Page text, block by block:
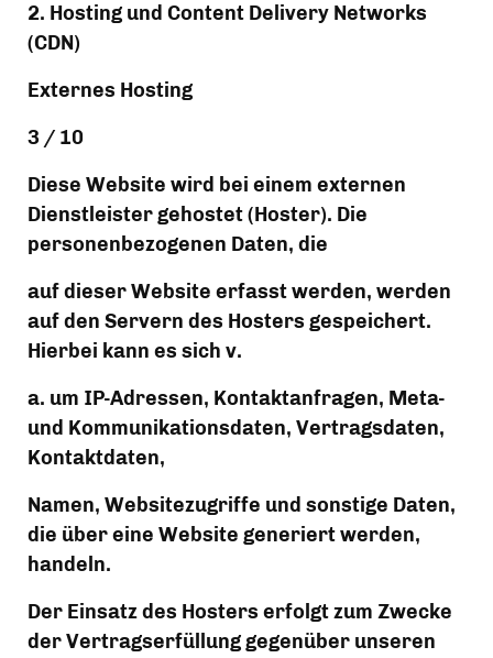
2. Hosting und Content Delivery Networks
(CDN)
Externes Hosting
3 / 10
Diese Website wird bei einem externen
Dienstleister gehostet (Hoster). Die
personenbezogenen Daten, die
auf dieser Website erfasst werden, werden
auf den Servern des Hosters gespeichert.
Hierbei kann es sich v.
a. um IP-Adressen, Kontaktanfragen, Meta-
und Kommunikationsdaten, Vertragsdaten,
Kontaktdaten,
Namen, Websitezugriffe und sonstige Daten,
die über eine Website generiert werden,
handeln.
Der Einsatz des Hosters erfolgt zum Zwecke
der Vertragserfüllung gegenüber unseren